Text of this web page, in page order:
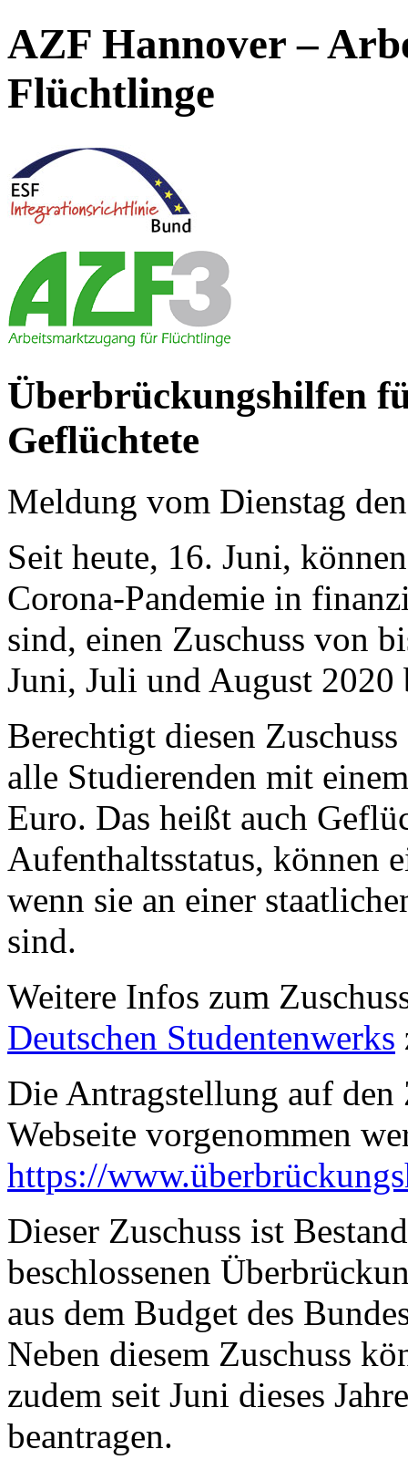
AZF Hannover –
Flüchtlinge
Überbrückungshilfen
Geflüchtete
Meldung vom Dienstag
Seit heute, 16. Juni,
Corona-Pandemie in
sind, einen Zuschuss von
Juni, Juli und August 2020
Berechtigt diesen
alle Studierenden mit
Euro. Das heißt auch
Aufenthaltsstatus, können
wenn sie an einer
sind.
Weitere Infos zum
Deutschen Studentenwerks
Die Antragstellung auf den
Webseite vorgenommen
https://
Dieser Zuschuss ist
beschlossenen
aus dem Budget des
Neben diesem Zuschuss
zudem seit Juni dieses
beantragen.